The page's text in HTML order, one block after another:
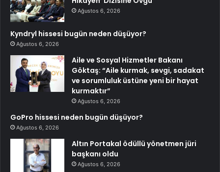
Ağustos 6, 2026
Kyndryl hissesi bugün neden düşüyor?
Ağustos 6, 2026
Aile ve Sosyal Hizmetler Bakanı
Göktaş: “Aile kurmak, sevgi, sadakat
ve sorumluluk üstüne yeni bir hayat
kurmaktır”
Ağustos 6, 2026
GoPro hissesi neden bugün düşüyor?
Ağustos 6, 2026
Altın Portakal ödüllü yönetmen jüri
başkanı oldu
Ağustos 6, 2026